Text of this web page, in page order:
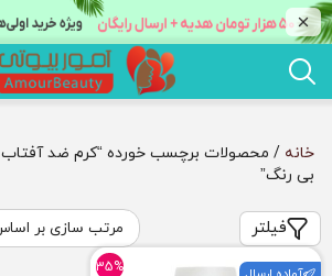
خانه / محصولات برچسب خورده “کرم ضد آفتاب
بی رنگ”
فیلتر
35%